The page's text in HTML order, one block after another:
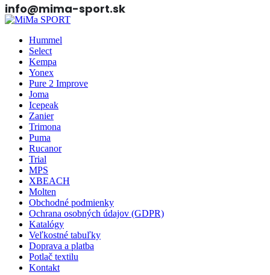
info@mima-sport.sk
Hummel
Select
Kempa
Yonex
Pure 2 Improve
Joma
Icepeak
Zanier
Trimona
Puma
Rucanor
Trial
MPS
XBEACH
Molten
Obchodné podmienky
Ochrana osobných údajov (GDPR)
Katalógy
Veľkostné tabuľky
Doprava a platba
Potlač textilu
Kontakt